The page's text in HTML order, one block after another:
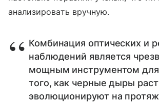
анализировать вручную.
Комбинация оптических и
наблюдений является
мощным инструментом
того, как черные дыры
эволюционируют на